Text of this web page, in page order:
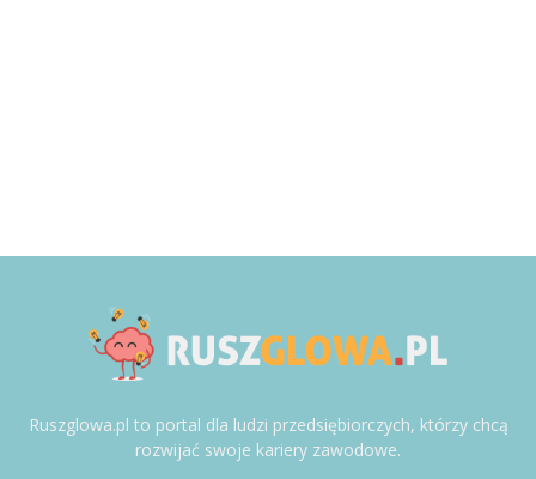
Ruszglowa.pl to portal dla ludzi przedsiębiorczych, którzy chcą
rozwijać swoje kariery zawodowe.